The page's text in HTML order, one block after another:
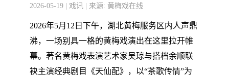
2026-05-19 | 戏讯 | 来源: 黄梅戏在线
2026年5月12日下午，湖北黄梅服务区内人声鼎
沸，一场别具一格的黄梅戏演出在这里拉开帷
幕。著名黄梅戏表演艺术家吴琼与搭档余顺联
袂主演经典剧目《天仙配》，以“茶歌传情”为